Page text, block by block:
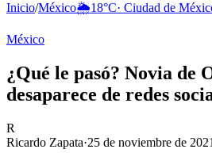
Inicio/México🌦️18°C· Ciudad de
México
¿Qué le pasó? Novia de
desaparece de redes
R
Ricardo Zapata·25 de noviembre de 2021